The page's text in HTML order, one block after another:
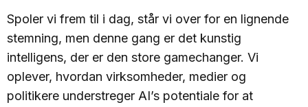
Spoler vi frem til i dag, står vi over for en lignende
stemning, men denne gang er det kunstig
intelligens, der er den store gamechanger. Vi
oplever, hvordan virksomheder, medier og
politikere understreger AI’s potentiale for at